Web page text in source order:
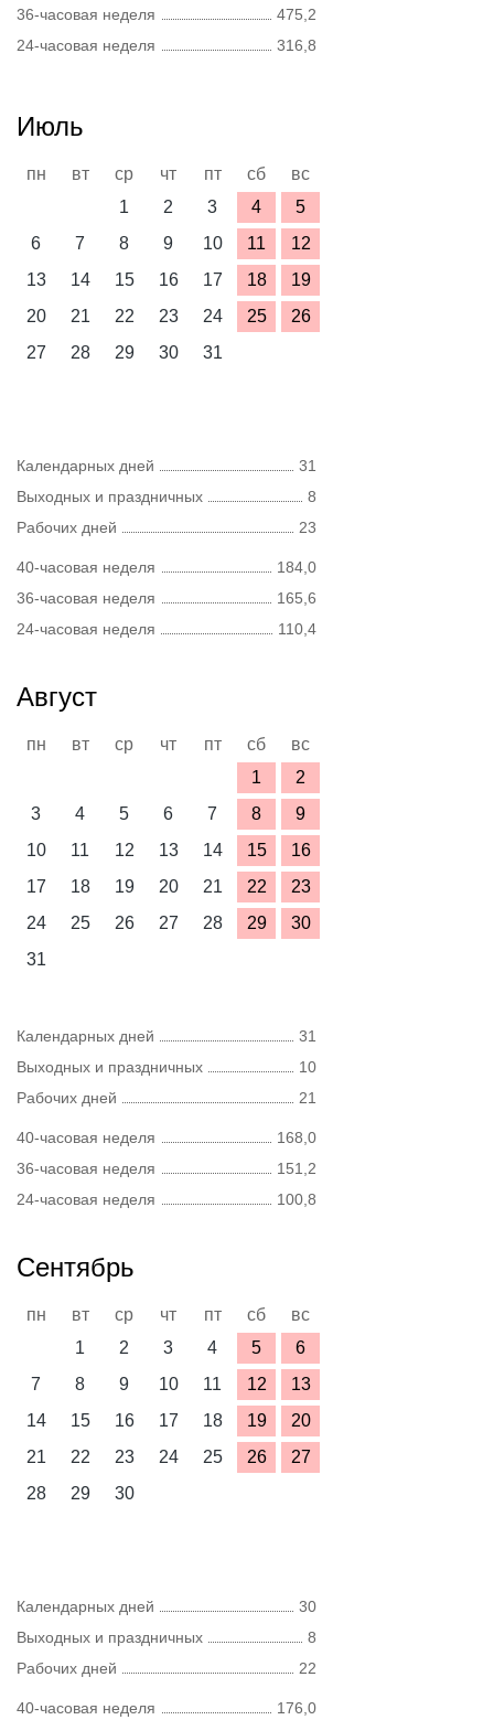
36-часовая неделя
475,2
24-часовая неделя
316,8
Июль
пн вт ср чт пт сб
вс
1
2 3 4
5
6
7 8 9 10 11
12
13
14 15 16 17 18
19
20
21 22 23 24 25
26
27
28 29 30 31
Календарных дней
31
Выходных и праздничных
8
Рабочих дней
23
40-часовая неделя
184,0
36-часовая неделя
165,6
24-часовая неделя
110,4
Август
пн вт ср чт пт сб
вс
1
2
3
4 5 6 7 8
9
10
11 12 13 14 15
16
17
18 19 20 21 22
23
24
25 26 27 28 29
30
31
Календарных дней
31
Выходных и праздничных
10
Рабочих дней
21
40-часовая неделя
168,0
36-часовая неделя
151,2
24-часовая неделя
100,8
Сентябрь
пн вт ср чт пт сб
вс
1
2 3 4 5
6
7
8 9 10 11 12
13
14
15 16 17 18 19
20
21
22 23 24 25 26
27
28
29 30
Календарных дней
30
Выходных и праздничных
8
Рабочих дней
22
40-часовая неделя
176,0